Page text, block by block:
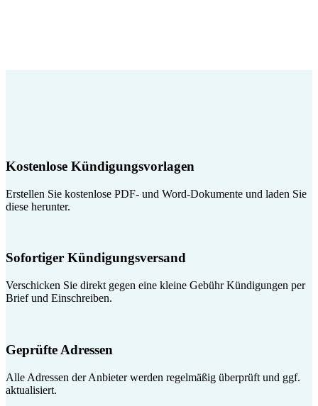
Kostenlose Kündigungsvorlagen
Erstellen Sie kostenlose PDF- und Word-Dokumente und laden Sie
diese herunter.
Sofortiger Kündigungsversand
Verschicken Sie direkt gegen eine kleine Gebühr Kündigungen per
Brief und Einschreiben.
Geprüfte Adressen
Alle Adressen der Anbieter werden regelmäßig überprüft und ggf.
aktualisiert.